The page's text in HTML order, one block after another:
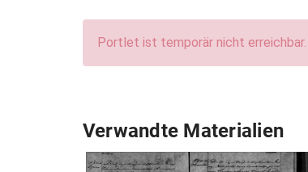
Portlet ist temporär nicht erreichbar.
Verwandte Materialien